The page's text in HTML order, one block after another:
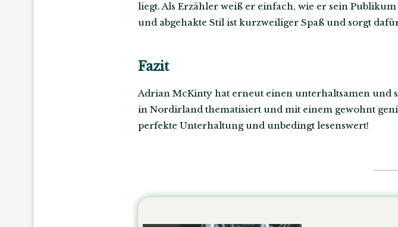
liegt. Als Erzähler weiß er einfach, wie er sein
und abgehakte Stil ist kurzweiliger Spaß und sorgt
Fazit
Adrian McKinty hat erneut einen unterhaltsamen und
in Nordirland thematisiert und mit einem gewohnt
perfekte Unterhaltung und unbedingt lesenswert!